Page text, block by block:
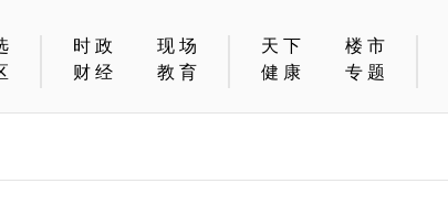
时政
现场
财经
教育
天下
楼市
健康
专题